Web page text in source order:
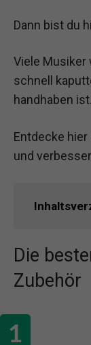
Dann bist du
Viele Musiker
schnell
handhaben ist.
Entdecke
und
Die
Zubehör